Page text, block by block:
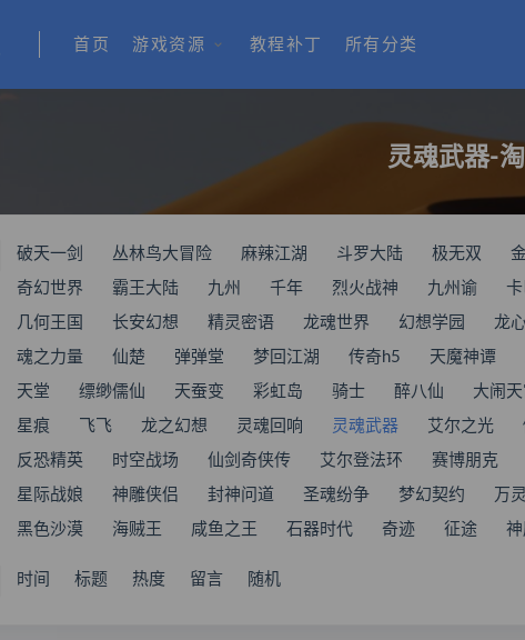
首页 游戏资源 教程补丁 所有分类
灵魂武器-
破天一剑 丛林鸟大冒险 麻辣江湖 斗罗大陆 极无双
奇幻世界 霸王大陆 九州 千年 烈火战神 九州谕
几何王国 长安幻想 精灵密语 龙魂世界 幻想学园 龙
魂之力量 仙楚 弹弹堂 梦回江湖 传奇h5 天魔神谭
天堂 缥缈儒仙 天蚕变 彩虹岛 骑士 醉八仙 大闹天
星痕 飞飞 龙之幻想 灵魂回响 灵魂武器 艾尔之光
反恐精英 时空战场 仙剑奇侠传 艾尔登法环 赛博朋克
星际战娘 神雕侠侣 封神问道 圣魂纷争 梦幻契约 万
黑色沙漠 海贼王 咸鱼之王 石器时代 奇迹 征途
时间 标题 热度 留言 随机